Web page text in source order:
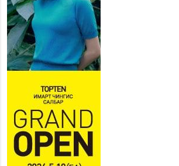
өнгөрүүлдэг, жуулчид зорьж
ирдэг цэг болгоно
2026 оны 7 сар 21 / 16 цаг 47 минут
Тусгай замын автобус /BRT/ төслийн удирдах
хорооны ээлжит хуралдаан боллоо
Ерөнхий сайд Н.Учрал БНХАУ-аас Монгол Улсад
суугаа Элчин сайд Шэнь Миньжюанийг хүлээн
авч уулзав
2026 оны 7 сар 21 / 16 цаг 39 минут
БҮГД НАЙРАМДАХ ТАЖИКИСТАН УЛСТАЙ
ЭДИЙН ЗАСГИЙН ХАМТЫН АЖИЛЛАГААГ